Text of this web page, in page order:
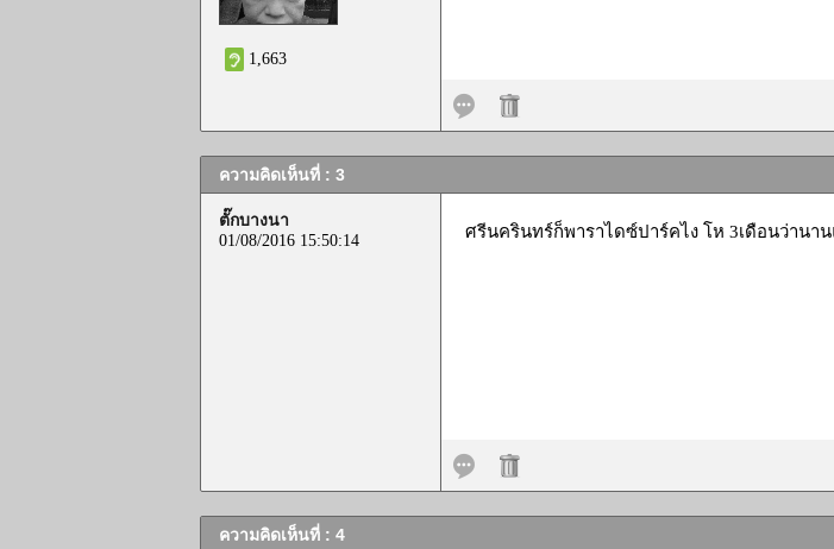
1,663
ความคิดเห็นที่ : 3
ตั๊กบางนา
01/08/2016 15:50:14 ศรีนครินทร์ก็พาราไดซ์ปาร์คไง โห 3เดือนว่านา
ความคิดเห็นที่ : 4